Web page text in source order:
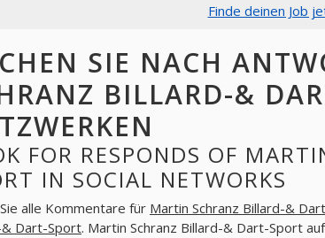
Finde deinen Job
SIE NACH
BILLARD-&
FOR RESPONDS OF
IN SOCIAL NETWORKS
alle Kommentare für Martin Schranz Billard-&
Dart-Sport. Martin Schranz Billard-& Dart-Sport